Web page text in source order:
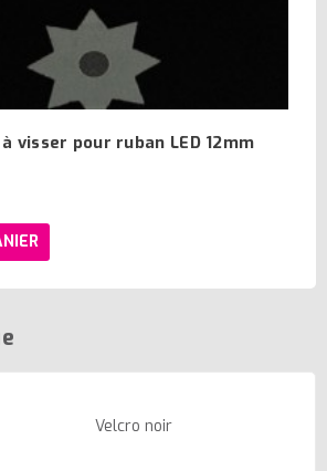
visser pour ruban LED 12mm
Velcro noir